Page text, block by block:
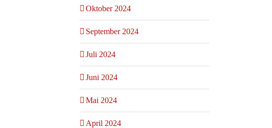
Oktober 2024
September 2024
Juli 2024
Juni 2024
Mai 2024
April 2024